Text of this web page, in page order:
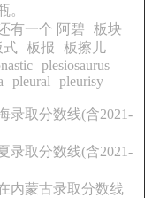
。
有一个 阿碧
板块
式 板报
板擦儿
plesiosaurus
pleural
pleurisy
录取分数线(含2021-
录取分数线(含2021-
内蒙古录取分数线